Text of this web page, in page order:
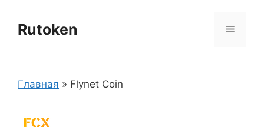
содержимому
Rutoken Меню
Главная » Flynet Coin